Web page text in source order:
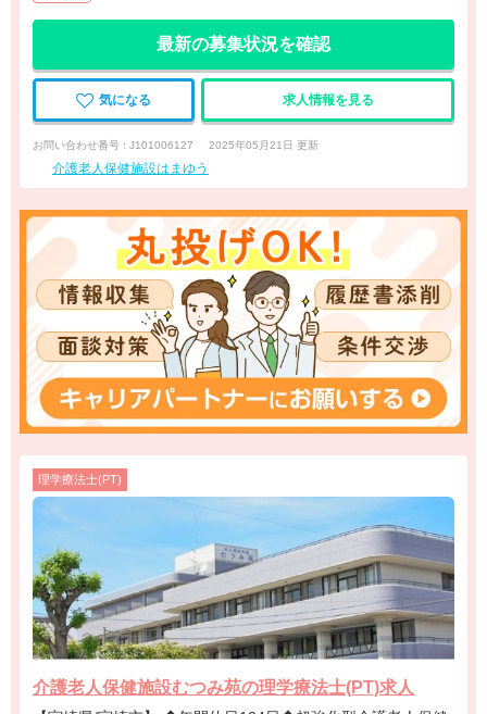
最新の募集状況を確認
気になる 求人情報を見る
お問い合わせ番号 : J101006127 2025年05月21日 更新
介護老人保健施設はまゆう
理学療法士(PT)
介護老人保健施設むつみ苑の理学療法士(PT)求人